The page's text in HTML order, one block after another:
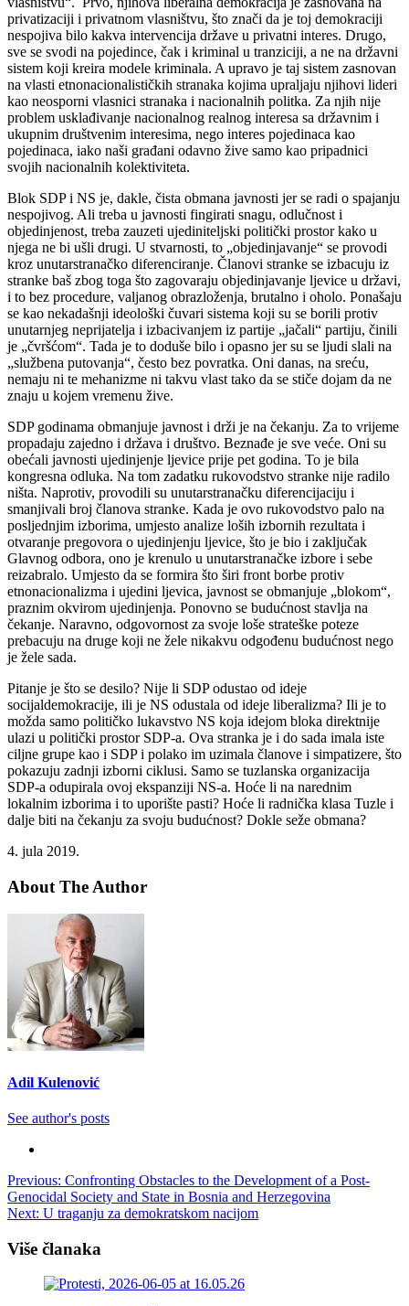
privatizaciji i privatnom vlasništvu, što znači da je toj demokraciji
nespojiva bilo kakva intervencija države u privatni interes. Drugo,
sve se svodi na pojedince, čak i kriminal u tranziciji, a ne na državni
sistem koji kreira modele kriminala. A upravo je taj sistem zasnovan
na vlasti etnonacionalističkih stranaka kojima upraljaju njihovi lideri
kao neosporni vlasnici stranaka i nacionalnih politka. Za njih nije
problem usklađivanje nacionalnog realnog interesa sa državnim i
ukupnim društvenim interesima, nego interes pojedinaca kao
pojedinaca, iako naši građani odavno žive samo kao pripadnici
svojih nacionalnih kolektiviteta.
Blok SDP i NS je, dakle, čista obmana javnosti jer se radi o spajanju
nespojivog. Ali treba u javnosti fingirati snagu, odlučnost i
objedinjenost, treba zauzeti ujediniteljski politički prostor kako u
njega ne bi ušli drugi. U stvarnosti, to „objedinjavanje“ se provodi
kroz unutarstranačko diferenciranje. Članovi stranke se izbacuju iz
stranke baš zbog toga što zagovaraju objedinjavanje ljevice u državi,
i to bez procedure, valjanog obrazloženja, brutalno i oholo. Ponašaju
se kao nekadašnji ideološki čuvari sistema koji su se borili protiv
unutarnjeg neprijatelja i izbacivanjem iz partije „jačali“ partiju, činili
je „čvršćom“. Tada je to doduše bilo i opasno jer su se ljudi slali na
„službena putovanja“, često bez povratka. Oni danas, na sreću,
nemaju ni te mehanizme ni takvu vlast tako da se stiče dojam da ne
znaju u kojem vremenu žive.
SDP godinama obmanjuje javnost i drži je na čekanju. Za to vrijeme
propadaju zajedno i država i društvo. Beznađe je sve veće. Oni su
obećali javnosti ujedinjenje ljevice prije pet godina. To je bila
kongresna odluka. Na tom zadatku rukovodstvo stranke nije radilo
ništa. Naprotiv, provodili su unutarstranačku diferencijaciju i
smanjivali broj članova stranke. Kada je ovo rukovodstvo palo na
posljednjim izborima, umjesto analize loših izbornih rezultata i
otvaranje pregovora o ujedinjenju ljevice, što je bio i zaključak
Glavnog odbora, ono je krenulo u unutarstranačke izbore i sebe
reizabralo. Umjesto da se formira što širi front borbe protiv
etnonacionalizma i ujedini ljevica, javnost se obmanjuje „blokom“,
praznim okvirom ujedinjenja. Ponovno se budućnost stavlja na
čekanje. Naravno, odgovornost za svoje loše strateške poteze
prebacuju na druge koji ne žele nikakvu odgođenu budućnost nego
je žele sada.
Pitanje je što se desilo? Nije li SDP odustao od ideje
socijaldemokracije, ili je NS odustala od ideje liberalizma? Ili je to
možda samo političko lukavstvo NS koja idejom bloka direktnije
ulazi u politički prostor SDP-a. Ova stranka je i do sada imala iste
ciljne grupe kao i SDP i polako im uzimala članove i simpatizere, što
pokazuju zadnji izborni ciklusi. Samo se tuzlanska organizacija
SDP-a odupirala ovoj ekspanziji NS-a. Hoće li na narednim
lokalnim izborima i to uporište pasti? Hoće li radnička klasa Tuzle i
dalje biti na čekanju za svoju budućnost? Dokle seže obmana?
4. jula 2019.
About The Author
Adil Kulenović
See author's posts
Post
navigation
Previous: Confronting Obstacles to the Development of a Post-
Genocidal Society and State in Bosnia and Herzegovina
Next: U traganju za demokratskom nacijom
Više članaka